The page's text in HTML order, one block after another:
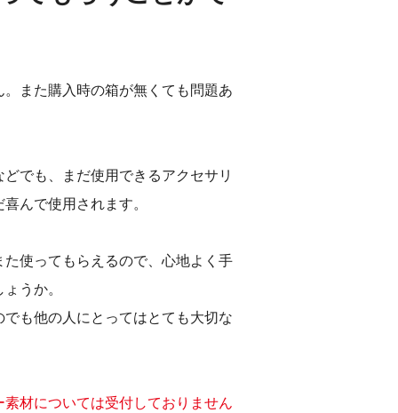
また購入時の箱が無くても問題あ
でも、まだ使用できるアクセサリ
んで使用されます。
使ってもらえるので、心地よく手
うか。
も他の人にとってはとても大切な
材については受付しておりません